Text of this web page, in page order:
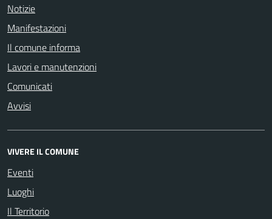
Notizie
Manifestazioni
Il comune informa
Lavori e manutenzioni
Comunicati
Avvisi
VIVERE IL COMUNE
Eventi
Luoghi
Il Territorio